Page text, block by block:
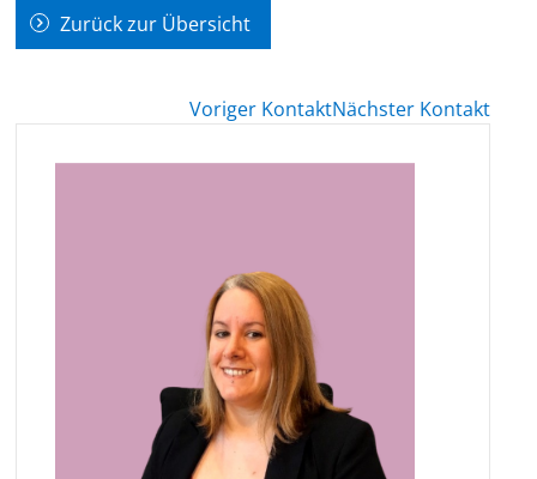
Zurück zur Übersicht
Voriger KontaktNächster Kontakt